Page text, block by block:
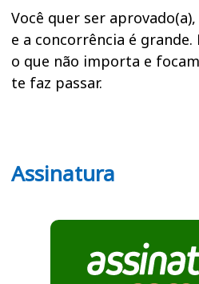
Você quer ser
e a concorrência é
o que não importa e
te faz passar.
Assinatura